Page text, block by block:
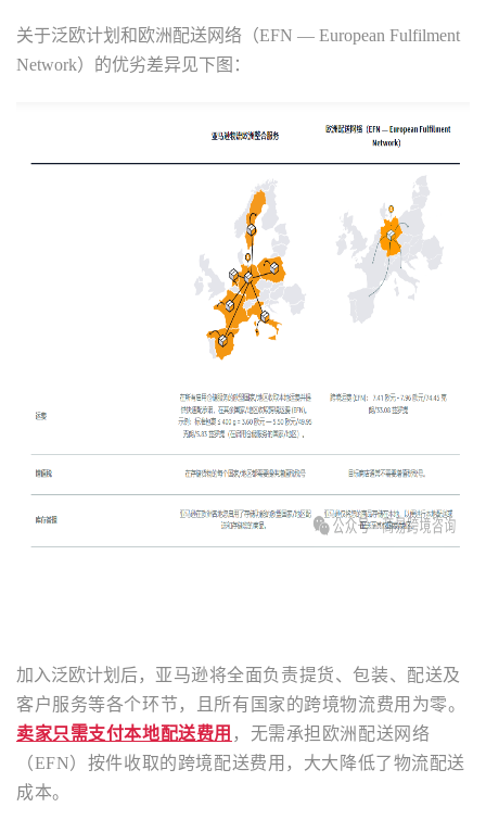
关于泛欧计划和欧洲配送网络（EFN — European Fulfilment
Network）的优劣差异见下图：
加入泛欧计划后， 亚马逊将全面负责提货、包装、配送及
客户服务等各个环节，且所有国家的跨境物流费用为零。
卖家只需支付本地配送费用 ， 无需承担欧洲配送网络
（EFN）按件收取的跨境配送费用，大大降低了物流配送
成本。